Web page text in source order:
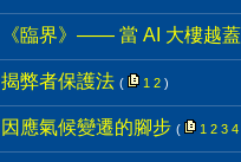
《臨界》—— 當 AI 大樓越
揭弊者保護法 ( 1 2 )
因應氣候變遷的腳步 ( 1 2 3 4